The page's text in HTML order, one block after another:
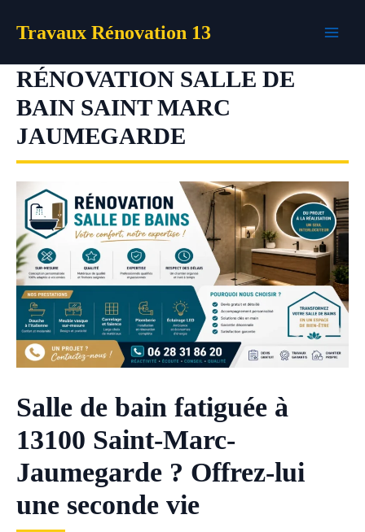
Travaux Rénovation 13
RÉNOVATION SALLE DE
BAIN SAINT MARC
JAUMEGARDE
Salle de bain fatiguée à
13100 Saint-Marc-
Jaumegarde ? Offrez-lui
une seconde vie